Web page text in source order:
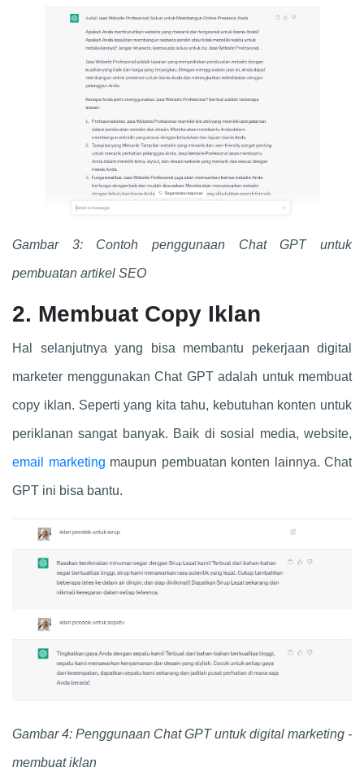
Gambar 3: Contoh penggunaan Chat GPTuntuk
pembuatan artikel SEO
2. Membuat Copy Iklan
Hal selanjutnya yang bisa membantu pekerjaan digital
marketer menggunakan Chat GPTadalah untuk membuat
copy iklan. Seperti yang kita tahu, kebutuhan konten untuk
periklanan sangat banyak. Baik di sosial media, website,
email marketing maupun pembuatan konten lainnya. Chat
GPT ini bisa bantu.
Gambar 4: Penggunaan Chat GPTuntuk digital marketing -
membuat iklan